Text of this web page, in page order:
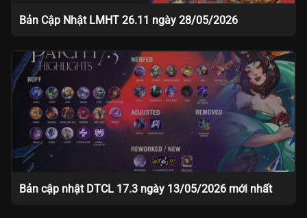
Bản Cập Nhật LMHT 26.11 ngày 28/05/2026
Bản cập nhật DTCL 17.3 ngày 13/05/2026 mới nhất